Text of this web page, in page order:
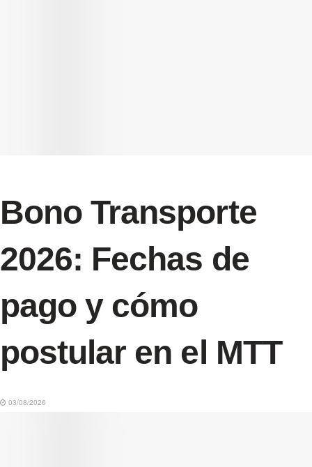
Bono Transporte
2026: Fechas de
pago y cómo
postular en el MTT
03/08/2026